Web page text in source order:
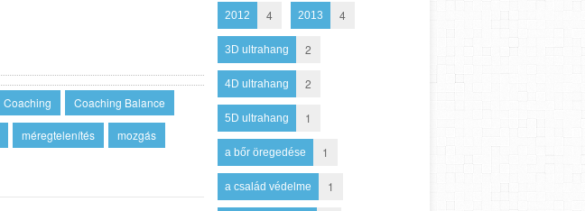
Coaching Coaching Balance
méregtelenítés mozgás
2012 4 2013 4
3D ultrahang 2
4D ultrahang 2
5D ultrahang 1
a bőr öregedése 1
a család védelme 1